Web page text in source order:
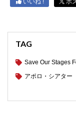
TAG
Save Our Stages
アポロ・シアター